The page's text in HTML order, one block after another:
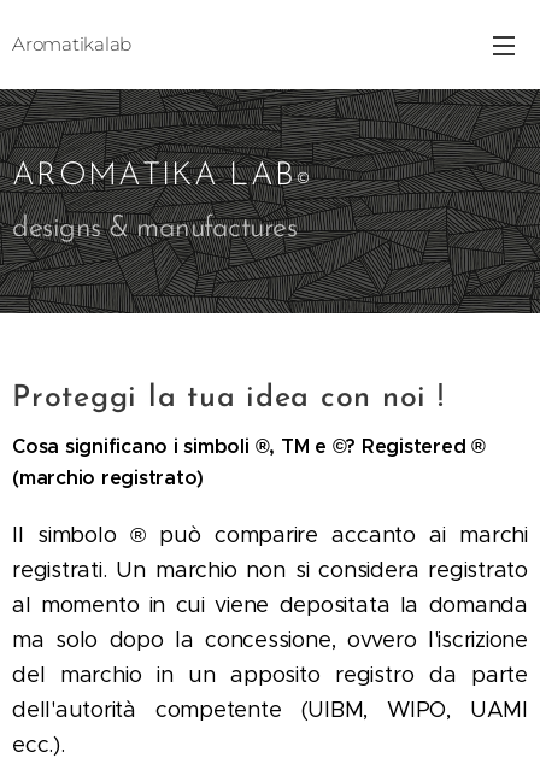
Aromatikalab
AROMATIKA LAB©
designs & manufactures
Proteggi la tua idea con noi !
Cosa significano i simboli ®, TM e ©? Registered ®
(marchio registrato)
Il simbolo ® può comparire accanto ai marchi
registrati. Un marchio non si considera registrato
al momento in cui viene depositata la domanda
ma solo dopo la concessione, ovvero l'iscrizione
del marchio in un apposito registro da parte
dell'autorità competente (UIBM, WIPO, UAMI
ecc.).